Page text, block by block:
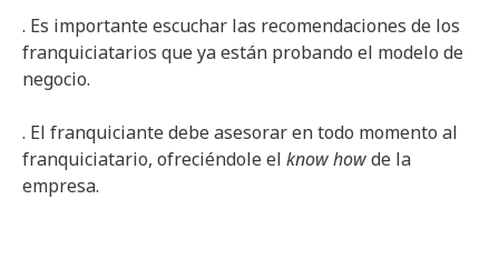
. Es importante escuchar las recomendaciones de los
franquiciatarios que ya están probando el modelo de
negocio.
. El franquiciante debe asesorar en todo momento al
franquiciatario, ofreciéndole el know howde la
empresa.